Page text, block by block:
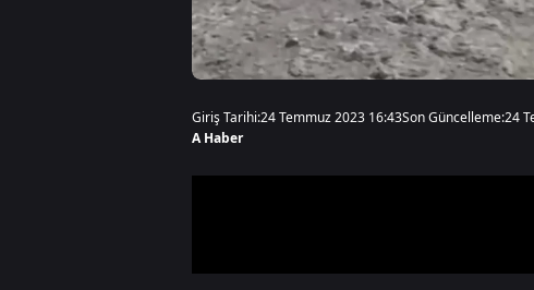
Giriş Tarihi:24 Temmuz 2023 16:43Son Güncelleme:24
A Haber